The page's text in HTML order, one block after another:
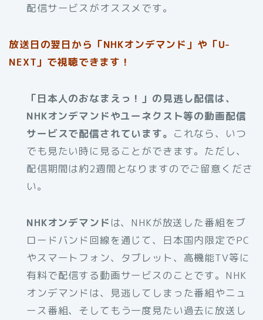
配信サービスがオススメです。
放送日の翌日から「NHKオンデマンド」や「U-
NEXT」で視聴できます！
「日本人のおなまえっ！」の見逃し配信は、
NHKオンデマンドやユーネクスト等の動画配信
サービスで配信されています。 これなら、いつ
でも見たい時に見ることができます。ただし、
配信期間は約2週間となりますのでご留意くださ
い。
NHKオンデマンド は、NHKが放送した番組をブ
ロードバンド回線を通じて、日本国内限定でPC
やスマートフォン、タブレット、高機能TV等に
有料で配信する動画サービスのことです。NHK
オンデマンドは、見逃してしまった番組やニュ
ース番組、そしてもう一度見たい過去に放送し